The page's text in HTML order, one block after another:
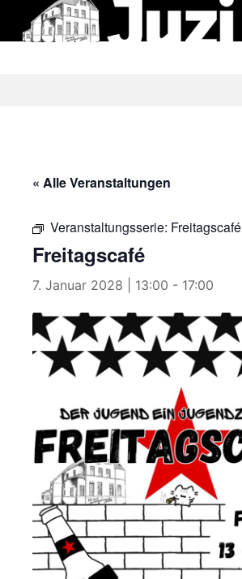
Inhalt
« Alle Veranstaltungen
Veranstaltungsserie: Freitagscafé
Freitagscafé
7. Januar 2028 | 13:00 - 17:00